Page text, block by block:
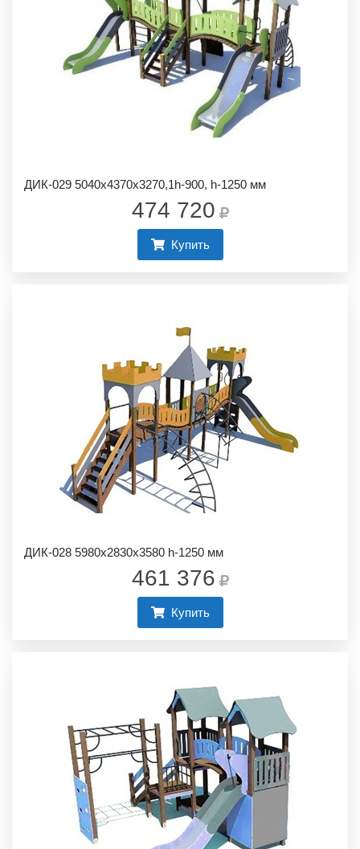
ДИК-029 5040х4370х3270,1h-900, h-1250 мм
474 720
Купить
ДИК-028 5980х2830х3580 h-1250 мм
461 376
Купить